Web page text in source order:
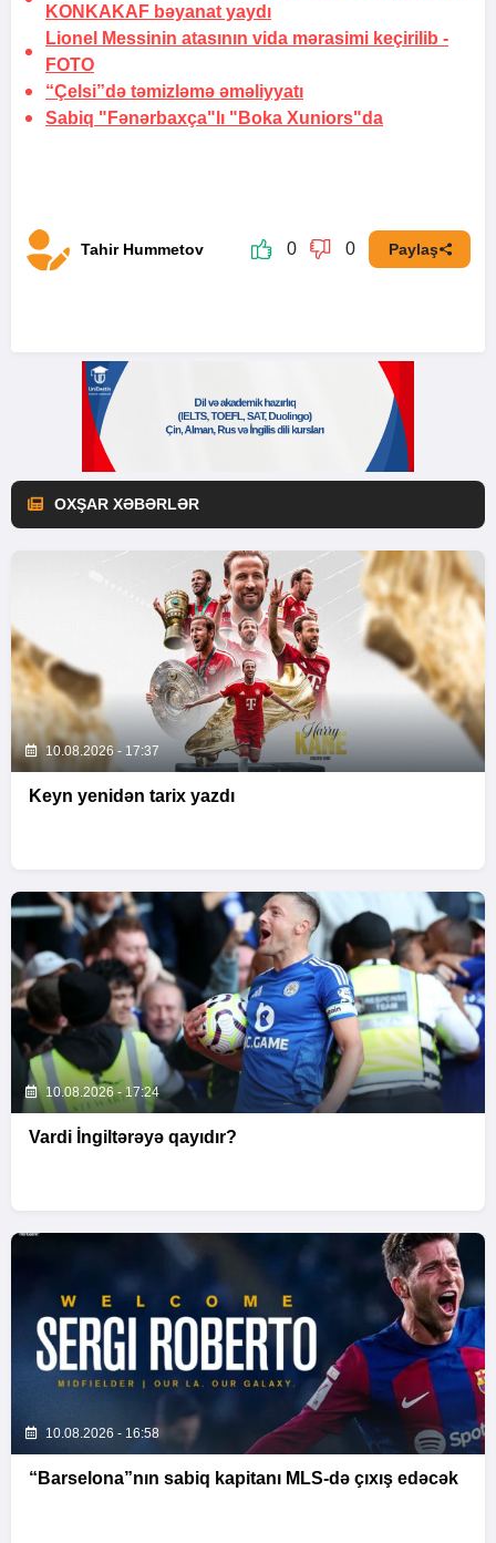
KONKAKAF bəyanat yaydı
Lionel Messinin atasının vida mərasimi keçirilib -
FOTO
“Çelsi”də təmizləmə əməliyyatı
Sabiq "Fənərbaxça"lı "Boka Xuniors"da
Tahir Hummetov 0 0 Paylaş
OXŞAR XƏBƏRLƏR
10.08.2026 - 17:37
Keyn yenidən tarix yazdı
10.08.2026 - 17:24
Vardi İngiltərəyə qayıdır?
10.08.2026 - 16:58
“Barselona”nın sabiq kapitanı MLS-də çıxış edəcək